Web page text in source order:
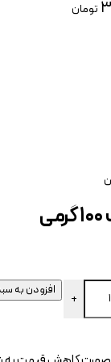
تومان
+
افزودن به